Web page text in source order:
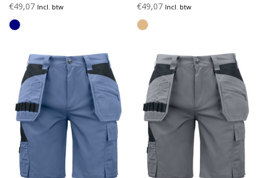
€49,07 Incl. btw €49,07 Incl. btw